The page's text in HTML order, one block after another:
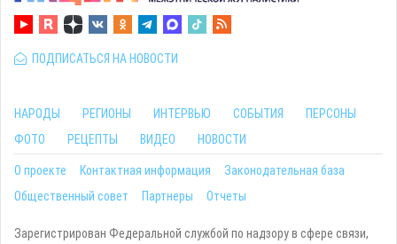
ПОДПИСАТЬСЯ НА НОВОСТИ
НАРОДЫ РЕГИОНЫ ИНТЕРВЬЮ СОБЫТИЯ
ПЕРСОНЫ
ФОТО
РЕЦЕПТЫ ВИДЕО НОВОСТИ
О проекте Контактная информация
Законодательная база
Общественный совет
Партнеры Отчеты
Зарегистрирован Федеральной службой по надзору в сфере связи,